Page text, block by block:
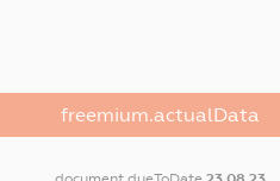
freemium.actualData